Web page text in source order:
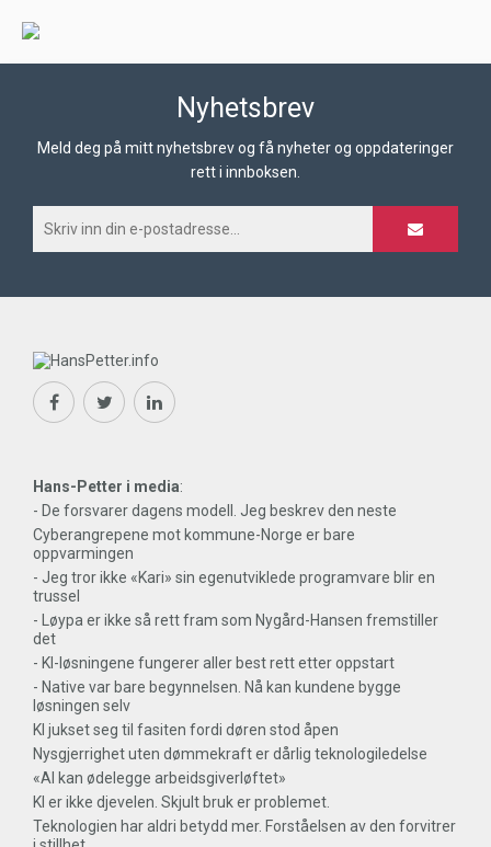
Nyhetsbrev
Meld deg på mitt nyhetsbrev og få nyheter og oppdateringer
rett i innboksen.
Hans-Petter i media:
- De forsvarer dagens modell. Jeg beskrev den neste
Cyberangrepene mot kommune-Norge er bare
oppvarmingen
- Jeg tror ikke «Kari» sin egenutviklede programvare blir en
trussel
- Løypa er ikke så rett fram som Nygård-Hansen fremstiller
det
- KI-løsningene fungerer aller best rett etter oppstart
- Native var bare begynnelsen. Nå kan kundene bygge
løsningen selv
KI jukset seg til fasiten fordi døren stod åpen
Nysgjerrighet uten dømmekraft er dårlig teknologiledelse
«AI kan ødelegge arbeidsgiverløftet»
KI er ikke djevelen. Skjult bruk er problemet.
Teknologien har aldri betydd mer. Forståelsen av den forvitrer